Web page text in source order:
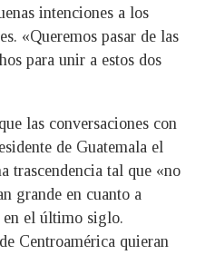
intenciones a los
«Queremos pasar de las
para unir a estos dos
las conversaciones con
de Guatemala el
trascendencia tal que «no
grande en cuanto a
en el último siglo.
Centroamérica quieran